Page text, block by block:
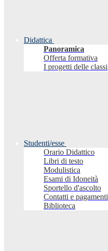
Didattica
Panoramica
Offerta formativa
I progetti delle classi
Studenti/esse
Orario Didattico
Libri di testo
Modulistica
Esami di Idoneità
Sportello d'ascolto
Contatti e pagamenti
Biblioteca